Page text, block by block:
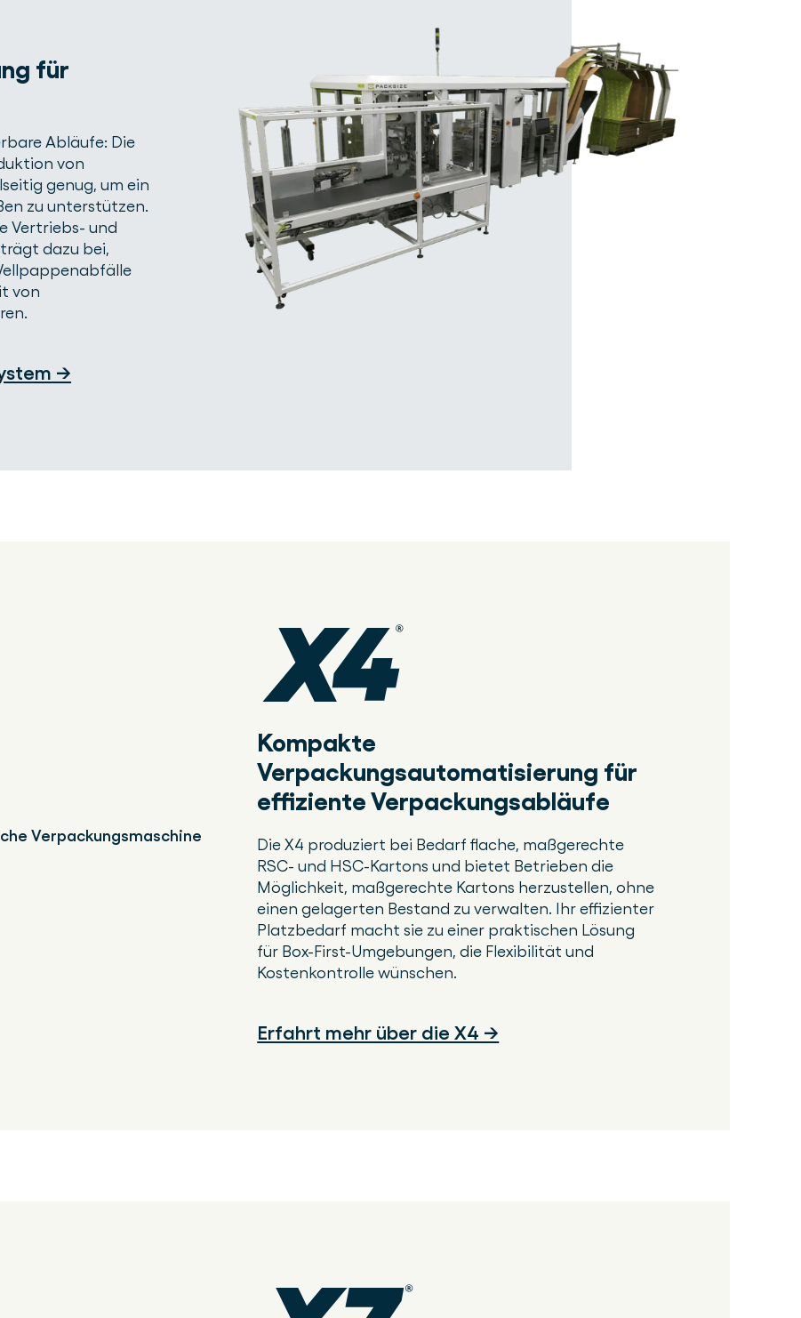
für
Abläufe: Die
von
genug, um ein
zu unterstützen.
Vertriebs- und
dazu bei,
von
→
Kompakte
Verpackungsautomatisierung für
effiziente Verpackungsabläufe
Die X4 produziert bei Bedarf flache, maßgerechte
RSC- und HSC-Kartons und bietet Betrieben die
Möglichkeit, maßgerechte Kartons herzustellen, ohne
einen gelagerten Bestand zu verwalten. Ihr effizienter
Platzbedarf macht sie zu einer praktischen Lösung
für Box-First-Umgebungen, die Flexibilität und
Kostenkontrolle wünschen.
Erfahrt mehr über die X4 →